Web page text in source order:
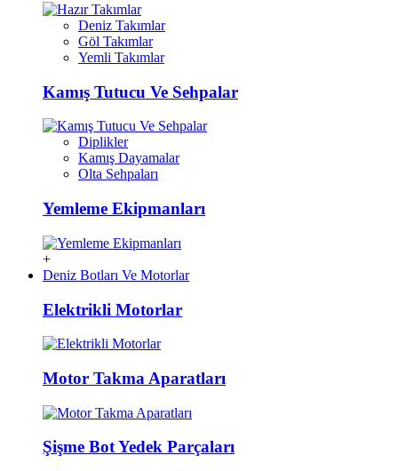
Deniz Takımlar
Göl Takımlar
Yemli Takımlar
Kamış Tutucu Ve Sehpalar
Diplikler
Kamış Dayamalar
Olta Sehpaları
Yemleme Ekipmanları
+
Deniz Botları Ve Motorlar
Elektrikli Motorlar
Motor Takma Aparatları
Şişme Bot Yedek Parçaları